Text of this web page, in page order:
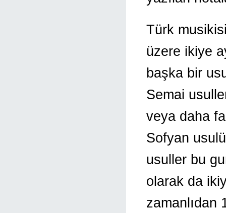
Türk
üzere ikiye
başka bir
Semai
veya daha
Sofyan
usuller bu
olarak da
zamanlıdan